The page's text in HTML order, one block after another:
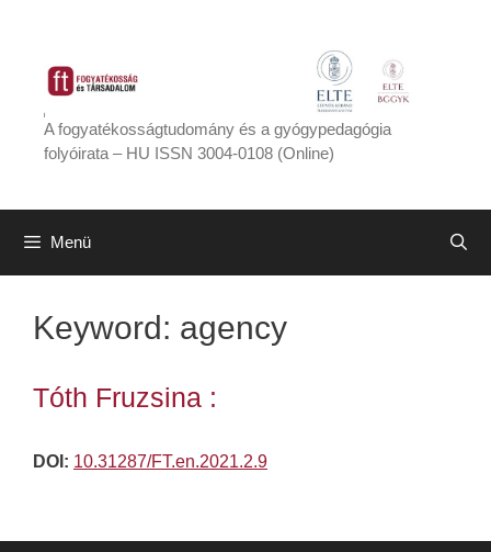
tartalomba
A fogyatékosságtudomány és a gyógypedagógia
folyóirata – HU ISSN 3004-0108 (Online)
Menü
Keyword: agency
Tóth Fruzsina :
DOI: 10.31287/FT.en.2021.2.9